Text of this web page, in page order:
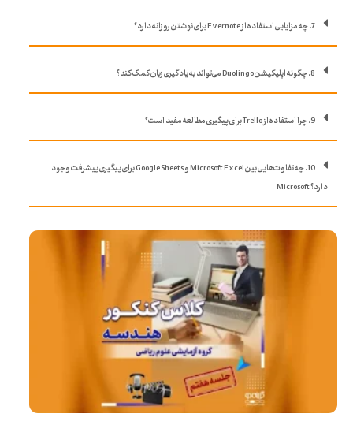
7. چه مزایایی استفاده از Evernote برای نوشتن روزانه دارد؟
8. چگونه اپلیکیشن Duolingo می‌تواند به یادگیری زبان کمک کند؟
9. چرا استفاده از Trello برای پیگیری مطالعه مفید است؟
10. چه تفاوت‌هایی بین Microsoft Excel و Google Sheets برای پیگیری پیشرفت وجود
دارد؟ Microsoft